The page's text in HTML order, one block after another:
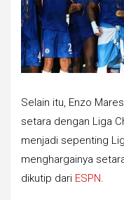
Selain itu, Enzo
setara dengan Liga
menjadi sepenting
menghargainya
dikutip dari ESPN.